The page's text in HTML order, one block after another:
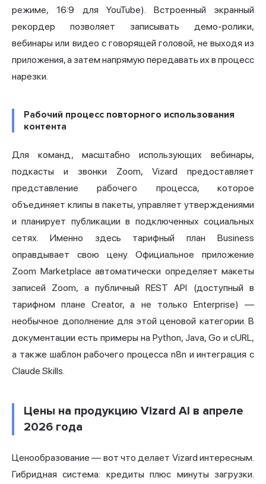
режиме, 16:9 для YouTube). Встроенный экранный
рекордер позволяет записывать демо-ролики,
вебинары или видео с говорящей головой, не выходя из
приложения, а затем напрямую передавать их в процесс
нарезки.
Рабочий процесс повторного использования
контента
Для команд, масштабно использующих вебинары,
подкасты и звонки Zoom, Vizard предоставляет
представление рабочего процесса, которое
объединяет клипы в пакеты, управляет утверждениями
и планирует публикации в подключенных социальных
сетях. Именно здесь тарифный план Business
оправдывает свою цену. Официальное приложение
Zoom Marketplace автоматически определяет макеты
записей Zoom, а публичный REST API (доступный в
тарифном плане Creator, а не только Enterprise) —
необычное дополнение для этой ценовой категории. В
документации есть примеры на Python, Java, Go и cURL,
а также шаблон рабочего процесса n8n и интеграция с
Claude Skills.
Цены на продукцию Vizard AI в апреле
2026 года
Ценообразование — вот что делает Vizard интересным.
Гибридная система: кредиты плюс минуты загрузки.